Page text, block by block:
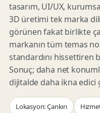
tasarım, UI/UX,
3D üretimi tek marka
görünen fakat birlikte
markanın tüm temas
standardını hissettiren
Sonuç; daha net
dijitalde daha ikna
Lokasyon: Çankırı